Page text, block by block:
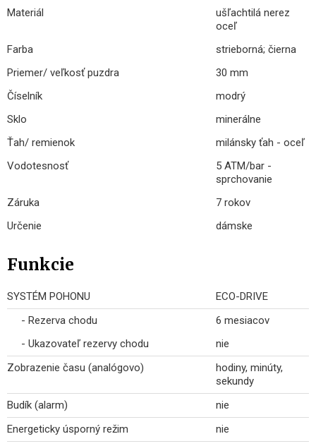
Materiál
ušľachtilá nerez
oceľ
Farba
strieborná; čierna
Priemer/ veľkosť puzdra
30 mm
Číselník
modrý
Sklo
minerálne
Ťah/ remienok
milánsky ťah - oceľ
Vodotesnosť
5 ATM/bar -
sprchovanie
Záruka
7 rokov
Určenie
dámske
Funkcie
SYSTÉM POHONU
ECO-DRIVE
- Rezerva chodu
6 mesiacov
- Ukazovateľ rezervy chodu
nie
Zobrazenie času (analógovo)
hodiny, minúty,
sekundy
Budík (alarm)
nie
Energeticky úsporný režim
nie